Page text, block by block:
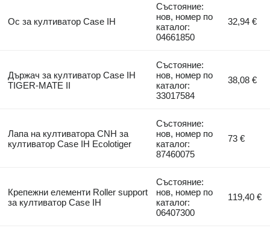
Ос за култиватор Case IH
Състояние:
нов, номер по
каталог:
04661850
32,94 €
Държач за култиватор Case IH
TIGER-MATE II
Състояние:
нов, номер по
каталог:
33017584
38,08 €
Лапа на култиватора CNH за
култиватор Case IH Ecolotiger
Състояние:
нов, номер по
каталог:
87460075
73 €
Крепежни елементи Roller support
за култиватор Case IH
Състояние:
нов, номер по
каталог:
06407300
119,40 €